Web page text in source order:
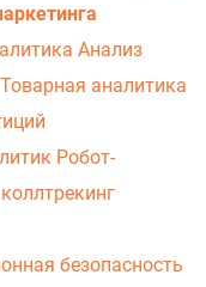
Анализ
Товарная аналитика
Робот-
безопасность